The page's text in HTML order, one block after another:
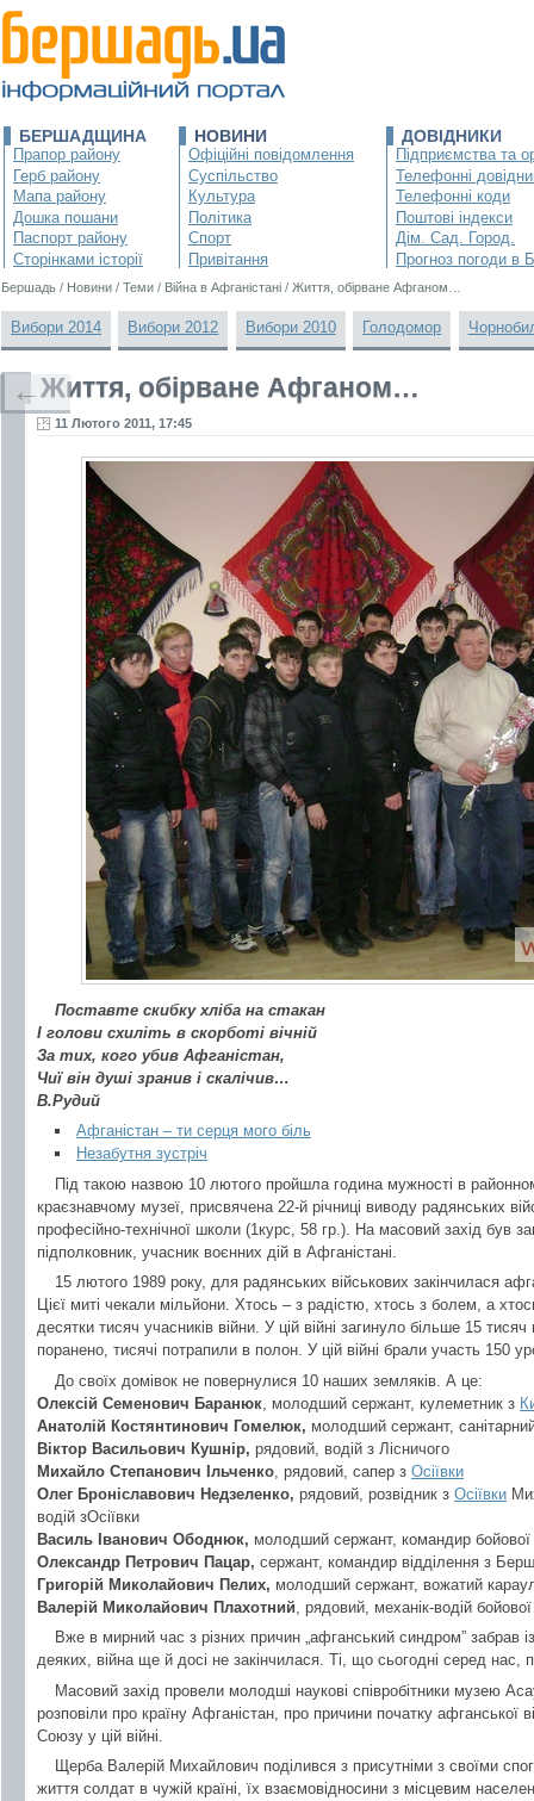
БЕРШАДЩИНА
Прапор району
Герб району
Мапа району
Дошка пошани
Паспорт району
Сторінками історії
НОВИНИ
Офіційні повідомлення
Суспільство
Культура
Політика
Спорт
Привітання
ДОВІДНИКИ
Підприємства та
Телефонні
Телефонні коди
Поштові індекси
Дім. Сад. Город.
Прогноз погоди в
Бершадь / Новини / Теми / Війна в Афганістані / Життя, обірване Афганом…
Вибори 2014 Вибори 2012 Вибори 2010 Голодомор
Життя, обірване Афганом…
11 Лютого 2011, 17:45
Поставте скибку хліба на стакан
І голови схиліть в скорботі вічній
За тих, кого убив Афганістан,
Чиї він душі зранив і скалічив…
В.Рудий
Афганістан – ти серця мого біль
Незабутня зустріч
Під такою назвою 10 лютого пройшла година мужності в
краєзнавчому музеї, присвячена 22-й річниці виводу радянських
професійно-технічної школи (1курс, 58 гр.). На масовий захід був
підполковник, учасник воєнних дій в Афганістані.
15 лютого 1989 року, для радянських військових закінчилася
Цієї миті чекали мільйони. Хтось – з радістю, хтось з болем, а
десятки тисяч учасників війни. У цій війні загинуло більше 15
поранено, тисячі потрапили в полон. У цій війні брали участь 150
До своїх домівок не повернулися 10 наших земляків. А це:
Олексій Семенович Баранюк , молодший сержант, кулеметник з
Анатолій Костянтинович Гомелюк, молодший сержант,
Віктор Васильович Кушнір, рядовий, водій з Лісничого
Михайло Степанович Ільченко , рядовий, сапер з Осіївки
Олег Броніславович Недзеленко, рядовий, розвідник з Осіївки
водій зОсіївки
Василь Іванович Ободнюк, молодший сержант, командир
Олександр Петрович Пацар, сержант, командир відділення з
Григорій Миколайович Пелих, молодший сержант, вожатий
Валерій Миколайович Плахотний , рядовий, механік-водій
Вже в мирний час з різних причин „афганський синдром” забрав
деяких, війна ще й досі не закінчилася. Ті, що сьогодні серед
Масовий захід провели молодші наукові співробітники музею
розповіли про країну Афганістан, про причини початку афганської
Союзу у цій війні.
Щерба Валерій Михайлович поділився з присутніми з своїми
життя солдат в чужій країні, їх взаємовідносини з місцевим
←